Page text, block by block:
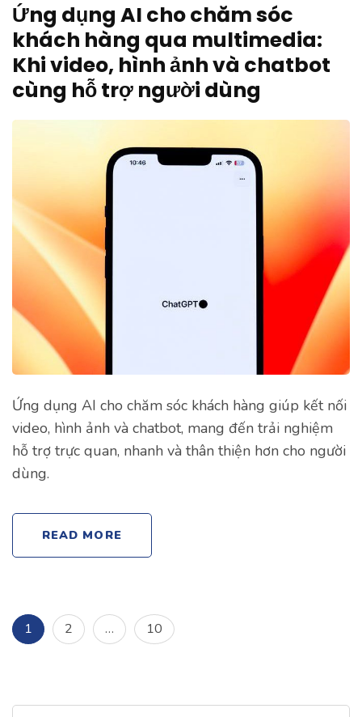
Ứng dụng AI cho chăm sóc
khách hàng qua multimedia:
Khi video, hình ảnh và chatbot
cùng hỗ trợ người dùng
Ứng dụng AI cho chăm sóc khách hàng giúp kết nối
video, hình ảnh và chatbot, mang đến trải nghiệm
hỗ trợ trực quan, nhanh và thân thiện hơn cho người
dùng.
READ MORE
Điều
bài
Page
1 Page
2 … Page
10